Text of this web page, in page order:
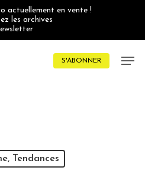
actuellement en vente !
les archives
S'ABONNER
Tendances